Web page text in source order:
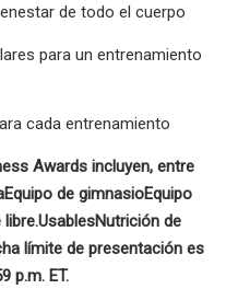
de todo el cuerpo
para un entrenamiento
cada entrenamiento
Awards incluyen, entre
Equipo de gimnasioEquipo
libre.UsablesNutrición de
límite de presentación es
p.m. ET.